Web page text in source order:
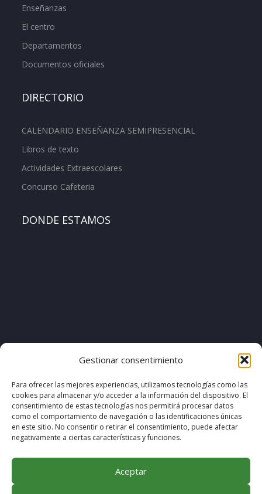
Gestionar consentimiento
Para ofrecer las mejores experiencias, utilizamos tecnologías como las
cookies para almacenar y/o acceder a la información del dispositivo. El
consentimiento de estas tecnologías nos permitirá procesar datos
como el comportamiento de navegación o las identificaciones únicas
en este sitio. No consentir o retirar el consentimiento, puede afectar
negativamente a ciertas características y funciones.
Aceptar
Enseñanzas
El centro
Departamentos
Documentos oficiales
DIRECTORIO
CALENDARIO ENSEÑANZA SEMIPRESENCIAL
Libros de texto
Actividades Extraescolares
Concurso Cafeteria
DONDE ESTAMOS
© COPYRIGHT 2020. DISEÑO & DESARROLLO POR
MEGABIT COMUNICACIÓN